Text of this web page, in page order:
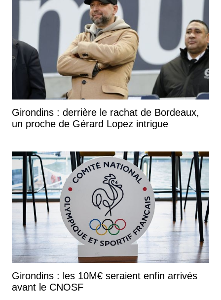
Girondins : derrière le rachat de Bordeaux,
un proche de Gérard Lopez intrigue
Girondins : les 10M€ seraient enfin arrivés
avant le CNOSF